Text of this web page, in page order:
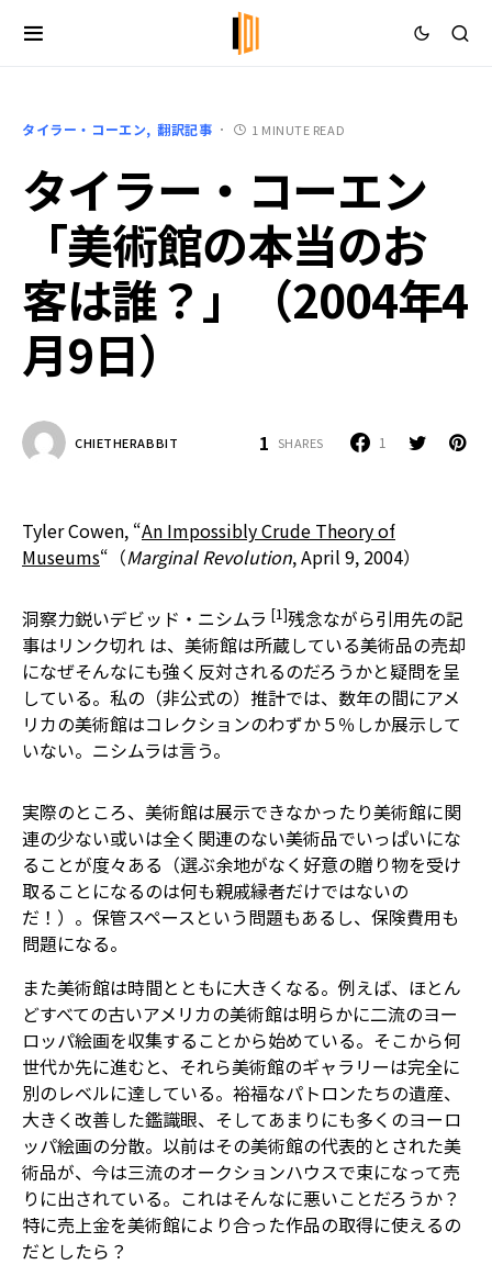
タイラー・コーエン 翻訳記事 1 MINUTE READ
タイラー・コーエン
「美術館の本当のお
客は誰？」（2004年4
月9日）
CHIETHERABBIT 1 SHARES 1
Tyler Cowen, “An Impossibly Crude Theory of
Museums“（Marginal Revolution, April 9, 2004）
洞察力鋭いデビッド・ニシムラ [1]残念ながら引用先の記
事はリンク切れ は、美術館は所蔵している美術品の売却
になぜそんなにも強く反対されるのだろうかと疑問を呈
している。私の（非公式の）推計では、数年の間にアメ
リカの美術館はコレクションのわずか５％しか展示して
いない。ニシムラは言う。
実際のところ、美術館は展示できなかったり美術館に関
連の少ない或いは全く関連のない美術品でいっぱいにな
ることが度々ある（選ぶ余地がなく好意の贈り物を受け
取ることになるのは何も親戚縁者だけではないの
だ！）。保管スペースという問題もあるし、保険費用も
問題になる。
また美術館は時間とともに大きくなる。例えば、ほとん
どすべての古いアメリカの美術館は明らかに二流のヨー
ロッパ絵画を収集することから始めている。そこから何
世代か先に進むと、それら美術館のギャラリーは完全に
別のレベルに達している。裕福なパトロンたちの遺産、
大きく改善した鑑識眼、そしてあまりにも多くのヨーロ
ッパ絵画の分散。以前はその美術館の代表的とされた美
術品が、今は三流のオークションハウスで束になって売
りに出されている。これはそんなに悪いことだろうか？
特に売上金を美術館により合った作品の取得に使えるの
だとしたら？